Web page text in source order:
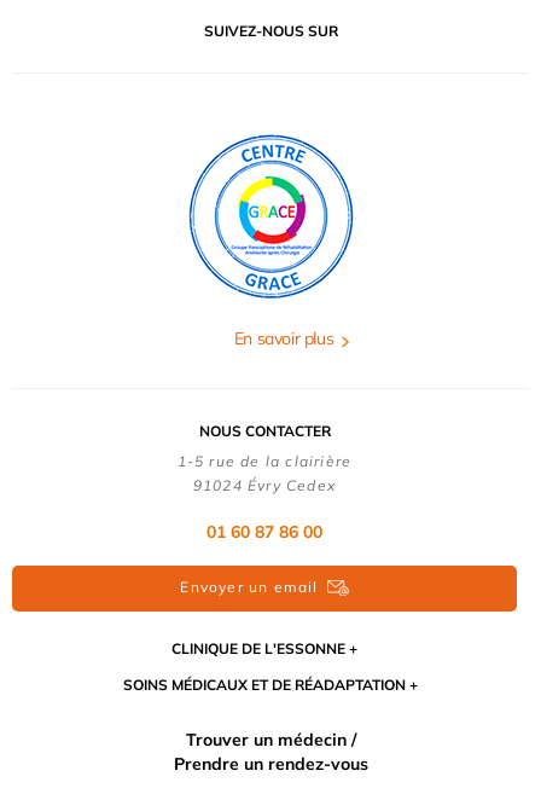
SUIVEZ-NOUS SUR
En savoir plus
NOUS CONTACTER
1-5 rue de la clairière
91024 Évry Cedex
01 60 87 86 00
Envoyer un email
CLINIQUE DE L'ESSONNE
SOINS MÉDICAUX ET DE RÉADAPTATION
Trouver un médecin /
Prendre un rendez-vous